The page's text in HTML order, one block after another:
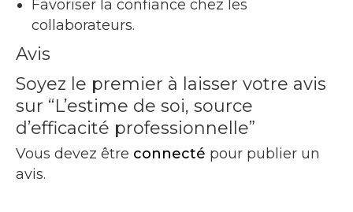
Favoriser la confiance chez les
collaborateurs.
Avis
Soyez le premier à laisser votre avis
sur “L’estime de soi, source
d’efficacité professionnelle”
Vous devez être connecté pour publier un
avis.